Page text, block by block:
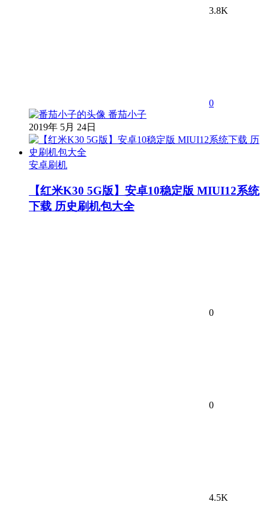
3.8K
0
番茄小子
2019年 5月 24日
安卓刷机
【红米K30 5G版】安卓10稳定版 MIUI12系统
下载 历史刷机包大全
0
0
4.5K